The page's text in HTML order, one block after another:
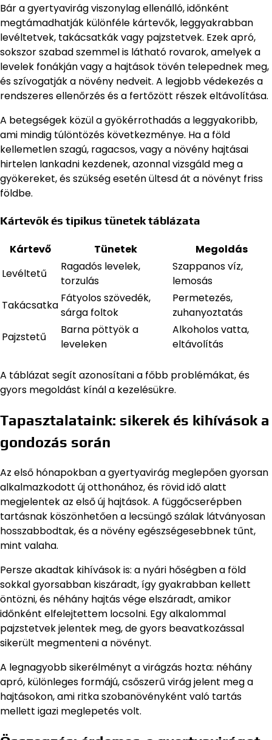
Bár a gyertyavirág viszonylag ellenálló, időnként
megtámadhatják különféle kártevők, leggyakrabban
levéltetvek, takácsatkák vagy pajzstetvek. Ezek apró,
sokszor szabad szemmel is látható rovarok, amelyek a
levelek fonákján vagy a hajtások tövén telepednek meg,
és szívogatják a növény nedveit. A legjobb védekezés a
rendszeres ellenőrzés és a fertőzött részek eltávolítása.
A betegségek közül a gyökérrothadás a leggyakoribb,
ami mindig túlöntözés következménye. Ha a föld
kellemetlen szagú, ragacsos, vagy a növény hajtásai
hirtelen lankadni kezdenek, azonnal vizsgáld meg a
gyökereket, és szükség esetén ültesd át a növényt friss
földbe.
Kártevők és tipikus tünetek táblázata
Kártevő Tünetek
Megoldás
Levéltetű
Ragadós levelek,
torzulás
Szappanos víz,
lemosás
Takácsatka
Fátyolos szövedék,
sárga foltok
Permetezés,
zuhanyoztatás
Pajzstetű
Barna pöttyök a
leveleken
Alkoholos vatta,
eltávolítás
A táblázat segít azonosítani a főbb problémákat, és
gyors megoldást kínál a kezelésükre.
Tapasztalataink: sikerek és kihívások a
gondozás során
Az első hónapokban a gyertyavirág meglepően gyorsan
alkalmazkodott új otthonához, és rövid idő alatt
megjelentek az első új hajtások. A függőcserépben
tartásnak köszönhetően a lecsüngő szálak látványosan
hosszabbodtak, és a növény egészségesebbnek tűnt,
mint valaha.
Persze akadtak kihívások is: a nyári hőségben a föld
sokkal gyorsabban kiszáradt, így gyakrabban kellett
öntözni, és néhány hajtás vége elszáradt, amikor
időnként elfelejtettem locsolni. Egy alkalommal
pajzstetvek jelentek meg, de gyors beavatkozással
sikerült megmenteni a növényt.
A legnagyobb sikerélményt a virágzás hozta: néhány
apró, különleges formájú, csőszerű virág jelent meg a
hajtásokon, ami ritka szobanövényként való tartás
mellett igazi meglepetés volt.